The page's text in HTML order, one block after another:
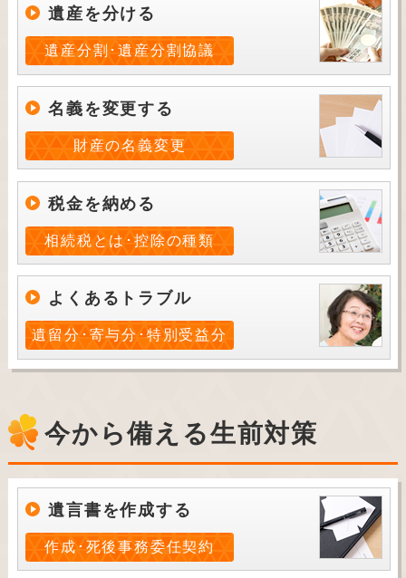
遺産を分ける
遺産分割･遺産分割協議
名義を変更する
財産の名義変更
税金を納める
相続税とは･控除の種類
よくあるトラブル
遺留分･寄与分･特別受益分
今から備える生前対策
遺言書を作成する
作成･死後事務委任契約